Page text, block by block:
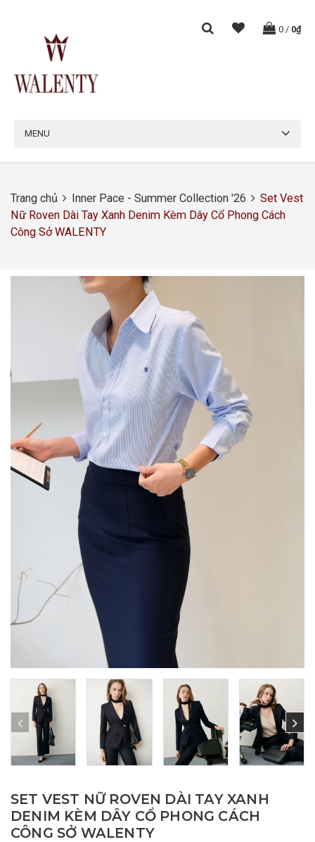
0 / 0₫
MENU
Trang chủ Inner Pace - Summer Collection '26
Set Vest
Nữ Roven Dài Tay Xanh Denim Kèm Dây Cổ Phong Cách
Công Sở WALENTY
SET VEST NỮ ROVEN DÀI TAY XANH
DENIM KÈM DÂY CỔ PHONG CÁCH
CÔNG SỞ WALENTY